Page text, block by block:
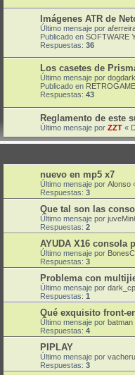
Imágenes ATR de
Último mensaje por
Publicado en SOFTWARE
Respuestas: 36
Los casetes de
Último mensaje por dogdark
Publicado en
Respuestas: 43
Reglamento de este
Último mensaje por ZZT «
nuevo en mp5 x7
Último mensaje por Alonso
Respuestas: 3
Que tal son las
Último mensaje por
Respuestas: 2
AYUDA X16 consola
Último mensaje por
Respuestas: 3
Problema con
Último mensaje por
Respuestas: 1
Qué exquisito front-
Último mensaje por batman
Respuestas: 4
PIPLAY
Último mensaje por
Respuestas: 3